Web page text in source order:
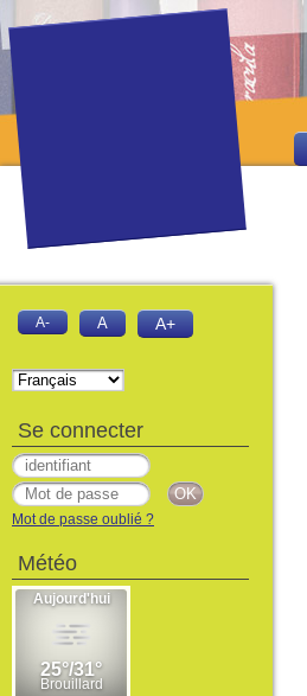
A- A A+
Se connecter
Mot de passe oublié ?
Météo